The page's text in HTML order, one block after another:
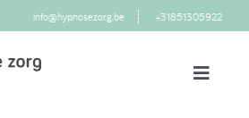
info@hypnosezorg.be +31851305922